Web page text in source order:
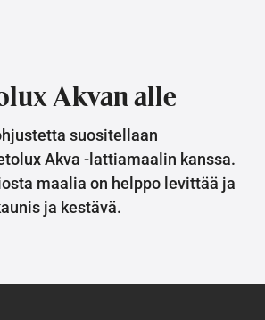
Akvan alle
suositellaan
Akva -lattiamaalin kanssa.
maalia on helppo levittää ja
ja kestävä.